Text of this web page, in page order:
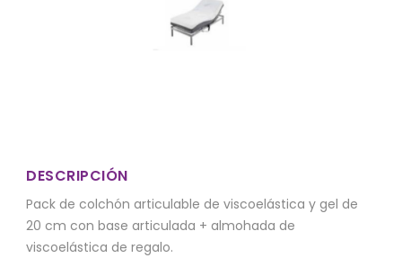
DESCRIPCIÓN
Pack de colchón articulable de viscoelástica y gel de
20 cm con base articulada + almohada de
viscoelástica de regalo.